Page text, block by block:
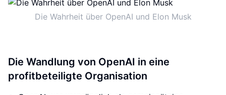
Die Wahrheit über OpenAI und Elon Musk
Die Wandlung von OpenAI in eine
profitbeteiligte Organisation